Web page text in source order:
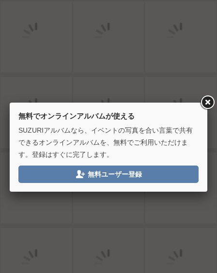
無料でオンラインアルバムが使える
SUZURIアルバムなら、イベントの写真を合い言葉で共有
できるオンラインアルバムを、無料でご利用いただけま
す。登録はすぐに完了します。
 無料ユーザー登録